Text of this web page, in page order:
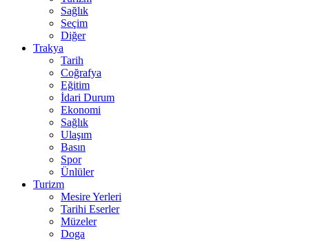
Sağlık
Seçim
Diğer
Trakya
Tarih
Coğrafya
Eğitim
İdari Durum
Ekonomi
Sağlık
Ulaşım
Basın
Spor
Ünlüler
Turizm
Mesire Yerleri
Tarihi Eserler
Müzeler
Doga